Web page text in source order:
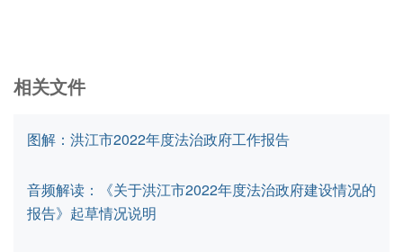
相关文件
图解：洪江市2022年度法治政府工作报告
音频解读：《关于洪江市2022年度法治政府建设情况的
报告》起草情况说明